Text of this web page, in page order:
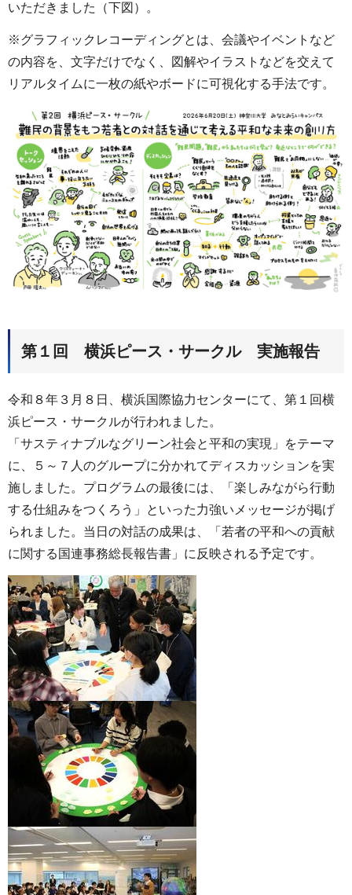
いただきました（下図）。
※グラフィックレコーディングとは、会議やイベントなど
の内容を、文字だけでなく、図解やイラストなどを交えて
リアルタイムに一枚の紙やボードに可視化する手法です。
第１回 横浜ピース・サークル 実施報告
令和８年３月８日、横浜国際協力センターにて、第１回横
浜ピース・サークルが行われました。
「サスティナブルなグリーン社会と平和の実現」をテーマ
に、５～７人のグループに分かれてディスカッションを実
施しました。プログラムの最後には、「楽しみながら行動
する仕組みをつくろう」といった力強いメッセージが掲げ
られました。当日の対話の成果は、「若者の平和への貢献
に関する国連事務総長報告書」に反映される予定です。